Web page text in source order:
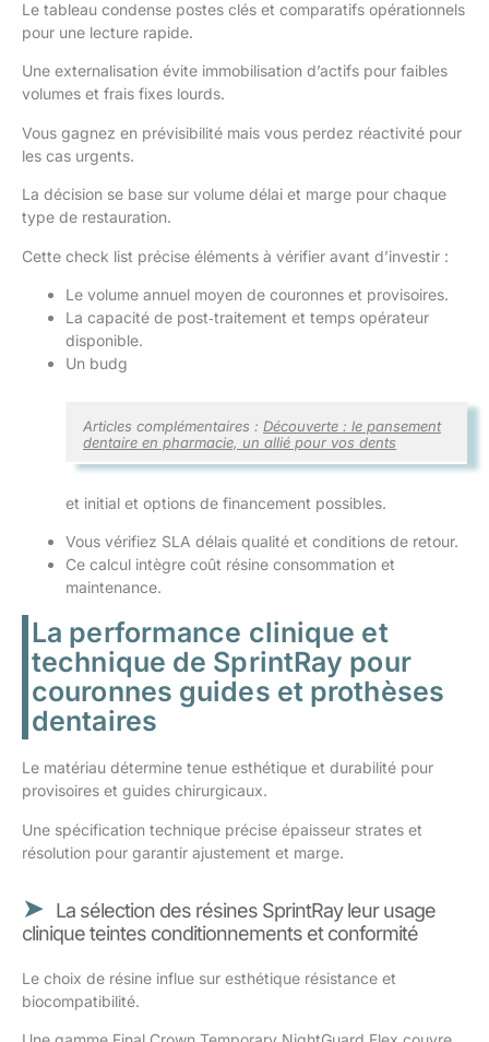
Le tableau condense postes clés et comparatifs opérationnels
pour une lecture rapide.
Une externalisation évite immobilisation d’actifs pour faibles
volumes et frais fixes lourds.
Vous gagnez en prévisibilité mais vous perdez réactivité pour
les cas urgents.
La décision se base sur volume délai et marge pour chaque
type de restauration.
Cette check list précise éléments à vérifier avant d’investir :
Le volume annuel moyen de couronnes et provisoires.
La capacité de post‑traitement et temps opérateur
disponible.
Un budg
Articles complémentaires : Découverte : le pansement
dentaire en pharmacie, un allié pour vos dents
et initial et options de financement possibles.
Vous vérifiez SLA délais qualité et conditions de retour.
Ce calcul intègre coût résine consommation et
maintenance.
La performance clinique et
technique de SprintRay pour
couronnes guides et prothèses
dentaires
Le matériau détermine tenue esthétique et durabilité pour
provisoires et guides chirurgicaux.
Une spécification technique précise épaisseur strates et
résolution pour garantir ajustement et marge.
La sélection des résines SprintRay leur usage
clinique teintes conditionnements et conformité
Le choix de résine influe sur esthétique résistance et
biocompatibilité.